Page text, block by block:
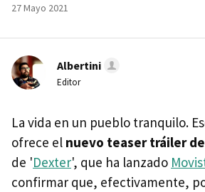
27 Mayo 2021
Albertini
Editor
La vida en un pueblo tranquilo.
ofrece el nuevo teaser tráiler
de 'Dexter', que ha lanzado
confirmar que, efectivamente,